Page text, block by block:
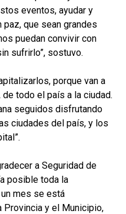
eventos, ayudar y
paz, que sean grandes
puedan convivir con
sufrirlo”, sostuvo.
porque van a
todo el país a la ciudad.
seguidos disfrutando
ciudades del país, y los
a Seguridad de
posible toda la
mes se está
Provincia y el Municipio,